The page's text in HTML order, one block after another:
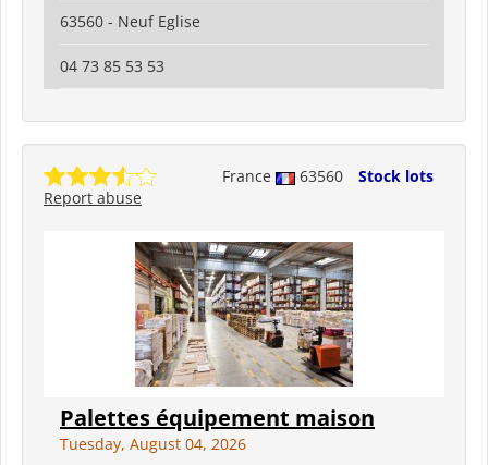
63560 - Neuf Eglise
04 73 85 53 53
France 63560
Stock lots
Report abuse
Palettes équipement maison
Tuesday, August 04, 2026